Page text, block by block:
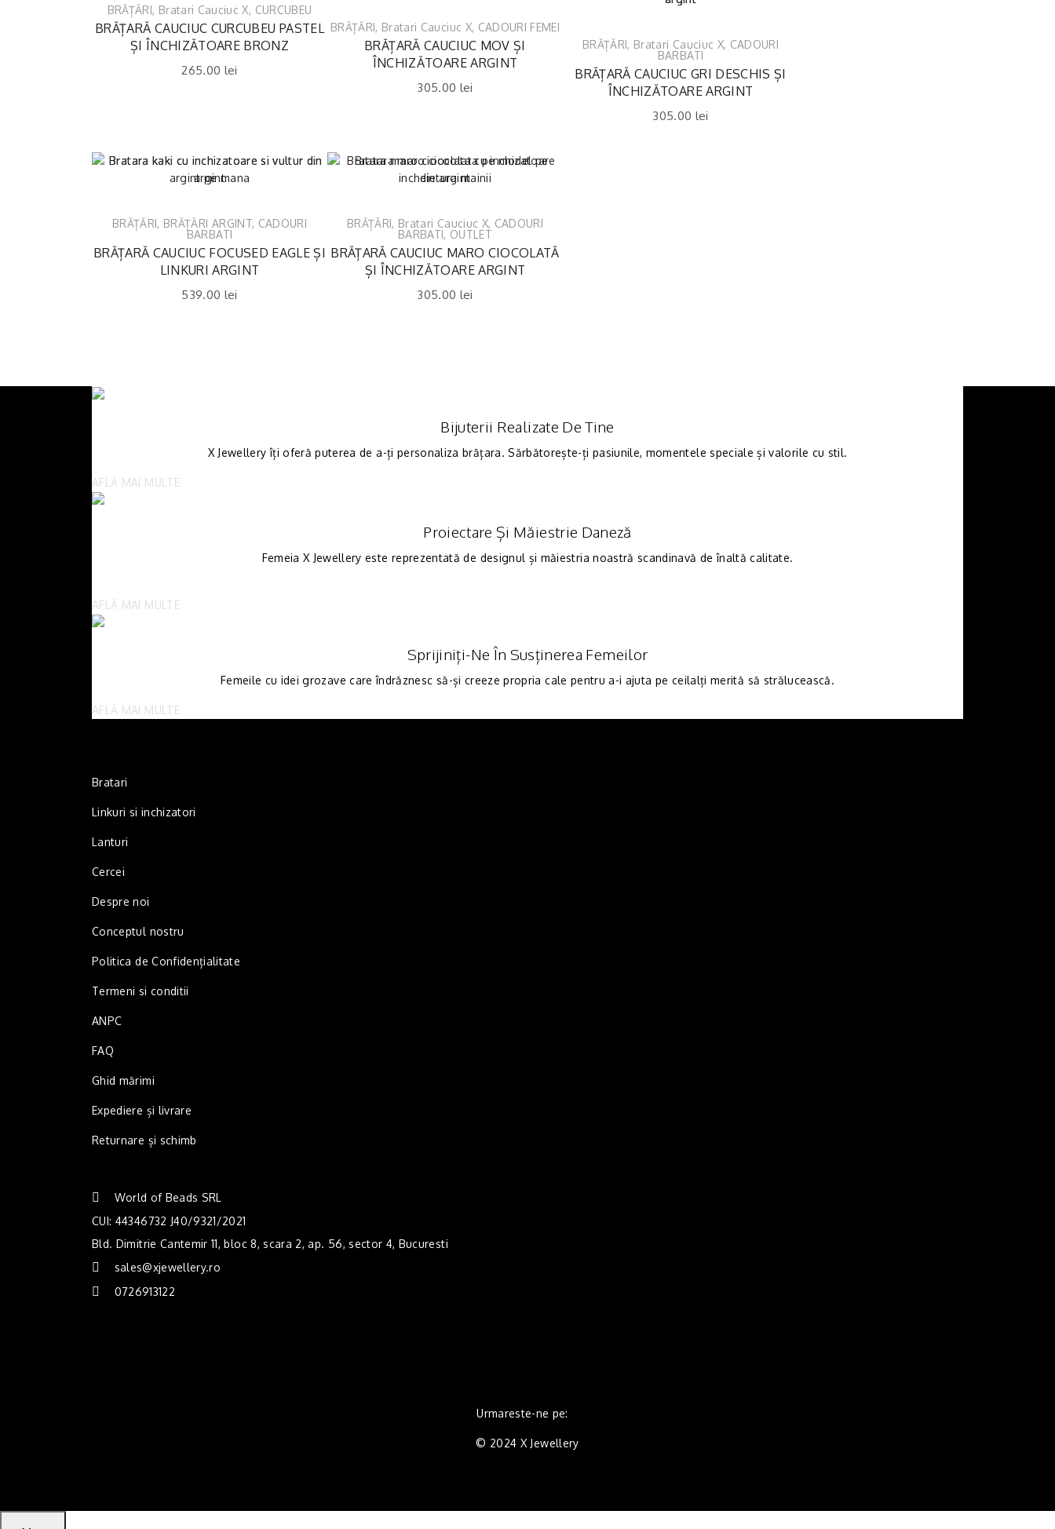
BRĂȚĂRI, Bratari Cauciuc X, CURCUBEU
BRĂȚARĂ CAUCIUC CURCUBEU PASTEL
ȘI ÎNCHIZĂTOARE BRONZ
265.00 lei
BRĂȚĂRI, Bratari Cauciuc X, CADOURI FEMEI
BRĂȚARĂ CAUCIUC MOV ȘI
ÎNCHIZĂTOARE ARGINT
305.00 lei
BRĂȚĂRI, Bratari Cauciuc X, CADOURI
BARBATI
BRĂȚARĂ CAUCIUC GRI DESCHIS ȘI
ÎNCHIZĂTOARE ARGINT
305.00 lei
BRĂȚĂRI, BRĂȚĂRI ARGINT, CADOURI
BARBATI
BRĂȚARĂ CAUCIUC FOCUSED EAGLE ȘI
LINKURI ARGINT
539.00 lei
BRĂȚĂRI, Bratari Cauciuc X, CADOURI
BARBATI, OUTLET
BRĂȚARĂ CAUCIUC MARO CIOCOLATĂ
ȘI ÎNCHIZĂTOARE ARGINT
305.00 lei
Bijuterii Realizate De Tine
X Jewellery îți oferă puterea de a-ți personaliza brățara. Sărbătorește-ți pasiunile, momentele speciale și valorile cu stil.
AFLĂ MAI MULTE
Proiectare Și Măiestrie Daneză
Femeia X Jewellery este reprezentată de designul și măiestria noastră scandinavă de înaltă calitate.
AFLĂ MAI MULTE
Sprijiniți-Ne În Susținerea Femeilor
Femeile cu idei grozave care îndrăznesc să-și creeze propria cale pentru a-i ajuta pe ceilalți merită să strălucească.
AFLĂ MAI MULTE
Bratari
Linkuri si inchizatori
Lanturi
Cercei
Despre noi
Conceptul nostru
Politica de Confidențialitate
Termeni si conditii
ANPC
FAQ
Ghid mărimi
Expediere și livrare
Returnare și schimb
World of Beads SRL
CUI: 44346732 J40/9321/2021
Bld. Dimitrie Cantemir 11, bloc 8, scara 2, ap. 56, sector 4, Bucuresti
sales@xjewellery.ro
0726913122
Urmareste-ne pe:
© 2024 X Jewellery